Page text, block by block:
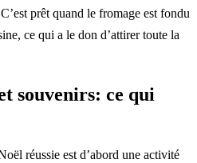
prêt quand le fromage est fondu
ce qui a le don d’attirer toute la
souvenirs: ce qui
réussie est d’abord une activité